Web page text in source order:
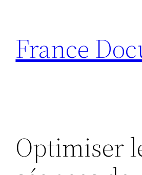
contenu
France
Optimiser